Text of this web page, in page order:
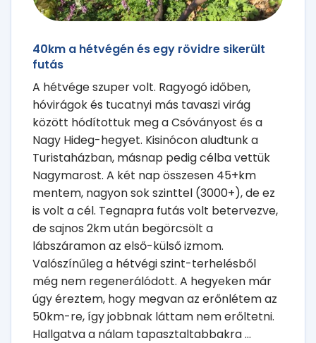
40km a hétvégén és egy rövidre sikerült
futás
A hétvége szuper volt. Ragyogó időben,
hóvirágok és tucatnyi más tavaszi virág
között hódítottuk meg a Csóványost és a
Nagy Hideg-hegyet. Kisinócon aludtunk a
Turistaházban, másnap pedig célba vettük
Nagymarost. A két nap összesen 45+km
mentem, nagyon sok szinttel (3000+), de ez
is volt a cél. Tegnapra futás volt betervezve,
de sajnos 2km után begörcsölt a
lábszáramon az első-külső izmom.
Valószínűleg a hétvégi szint-terhelésből
még nem regenerálódott. A hegyeken már
úgy éreztem, hogy megvan az erőnlétem az
50km-re, így jobbnak láttam nem erőltetni.
Hallgatva a nálam tapasztaltabbakra ...